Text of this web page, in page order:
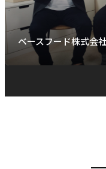
ベースフード株式会